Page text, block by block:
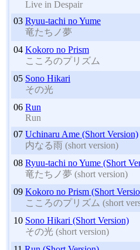
Live in Despair
03 Ryuu-tachi no Yume
竜たちノ夢
04 Kokoro no Prism
こころのプリズム
05 Sono Hikari
その光
06 Run
Run
07 Uchinaru Ame (Short Version)
内なる雨 (short version)
08 Ryuu-tachi no Yume (Short
竜たちノ夢 (short version)
09 Kokoro no Prism (Short
こころのプリズム (short
10 Sono Hikari (Short Version)
その光 (short version)